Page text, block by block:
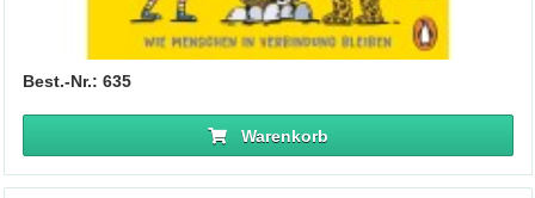
Best.-Nr.: 635
Warenkorb